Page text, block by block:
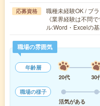
応募資格
職種未経験OK / ブ
《業界経験は不問
ル:Word・Excelの
職場の雰囲気
年齢層
20代
30
職場の様子
活気がある